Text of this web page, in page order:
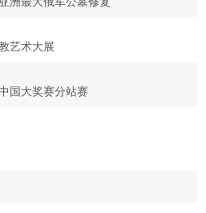
艺术大展
国大奖赛分站赛